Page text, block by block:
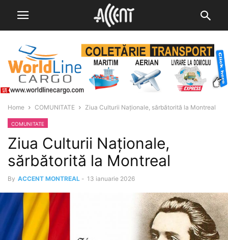
Home COMUNITATE Ziua Culturii Naționale, sărbătorită la Montreal
COMUNITATE
Ziua Culturii Naționale,
sărbătorită la Montreal
By ACCENT MONTREAL - 13 ianuarie 2026